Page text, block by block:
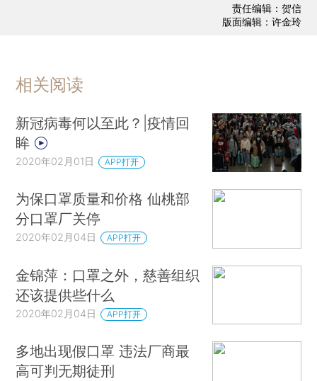
责任编辑：贺信
版面编辑：许金玲
相关阅读
新冠病毒何以至此？|疫情回
眸
2020年02月01日 APP打开
为保口罩质量和价格 仙桃部
分口罩厂关停
2020年02月04日 APP打开
金锦萍：口罩之外，慈善组织
还该提供些什么
2020年02月04日 APP打开
多地出现假口罩 违法厂商最
高可判无期徒刑